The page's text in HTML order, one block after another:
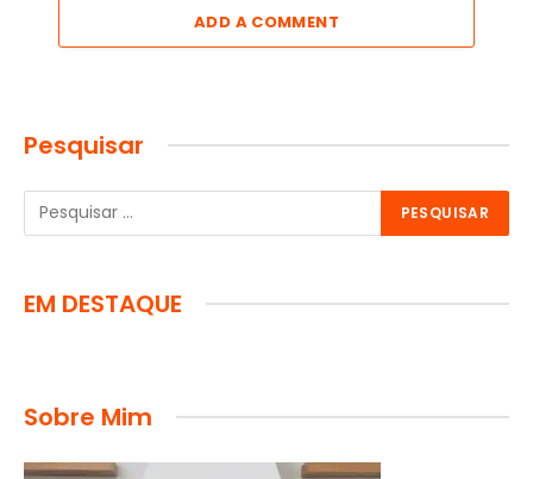
ADD A COMMENT
Pesquisar
EM DESTAQUE
Sobre Mim